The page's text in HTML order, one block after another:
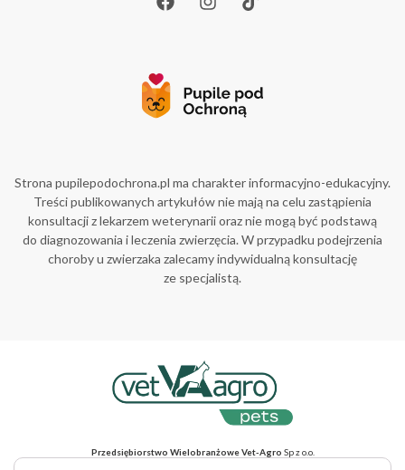
Strona pupilepodochrona.pl ma charakter informacyjno-edukacyjny.
Treści publikowanych artykułów nie mają na celu zastąpienia
konsultacji z lekarzem weterynarii oraz nie mogą być podstawą
do diagnozowania i leczenia zwierzęcia. W przypadku podejrzenia
choroby u zwierzaka zalecamy indywidualną konsultację
ze specjalistą.
Przedsiębiorstwo Wielobranżowe Vet-Agro Sp z o.o.